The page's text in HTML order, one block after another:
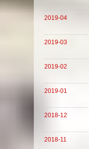
2019-04
2019-03
2019-02
2019-01
2018-12
2018-11